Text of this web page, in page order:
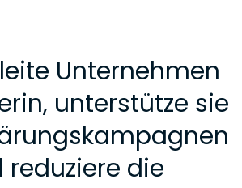
Unternehmen
unterstütze sie
reduziere die